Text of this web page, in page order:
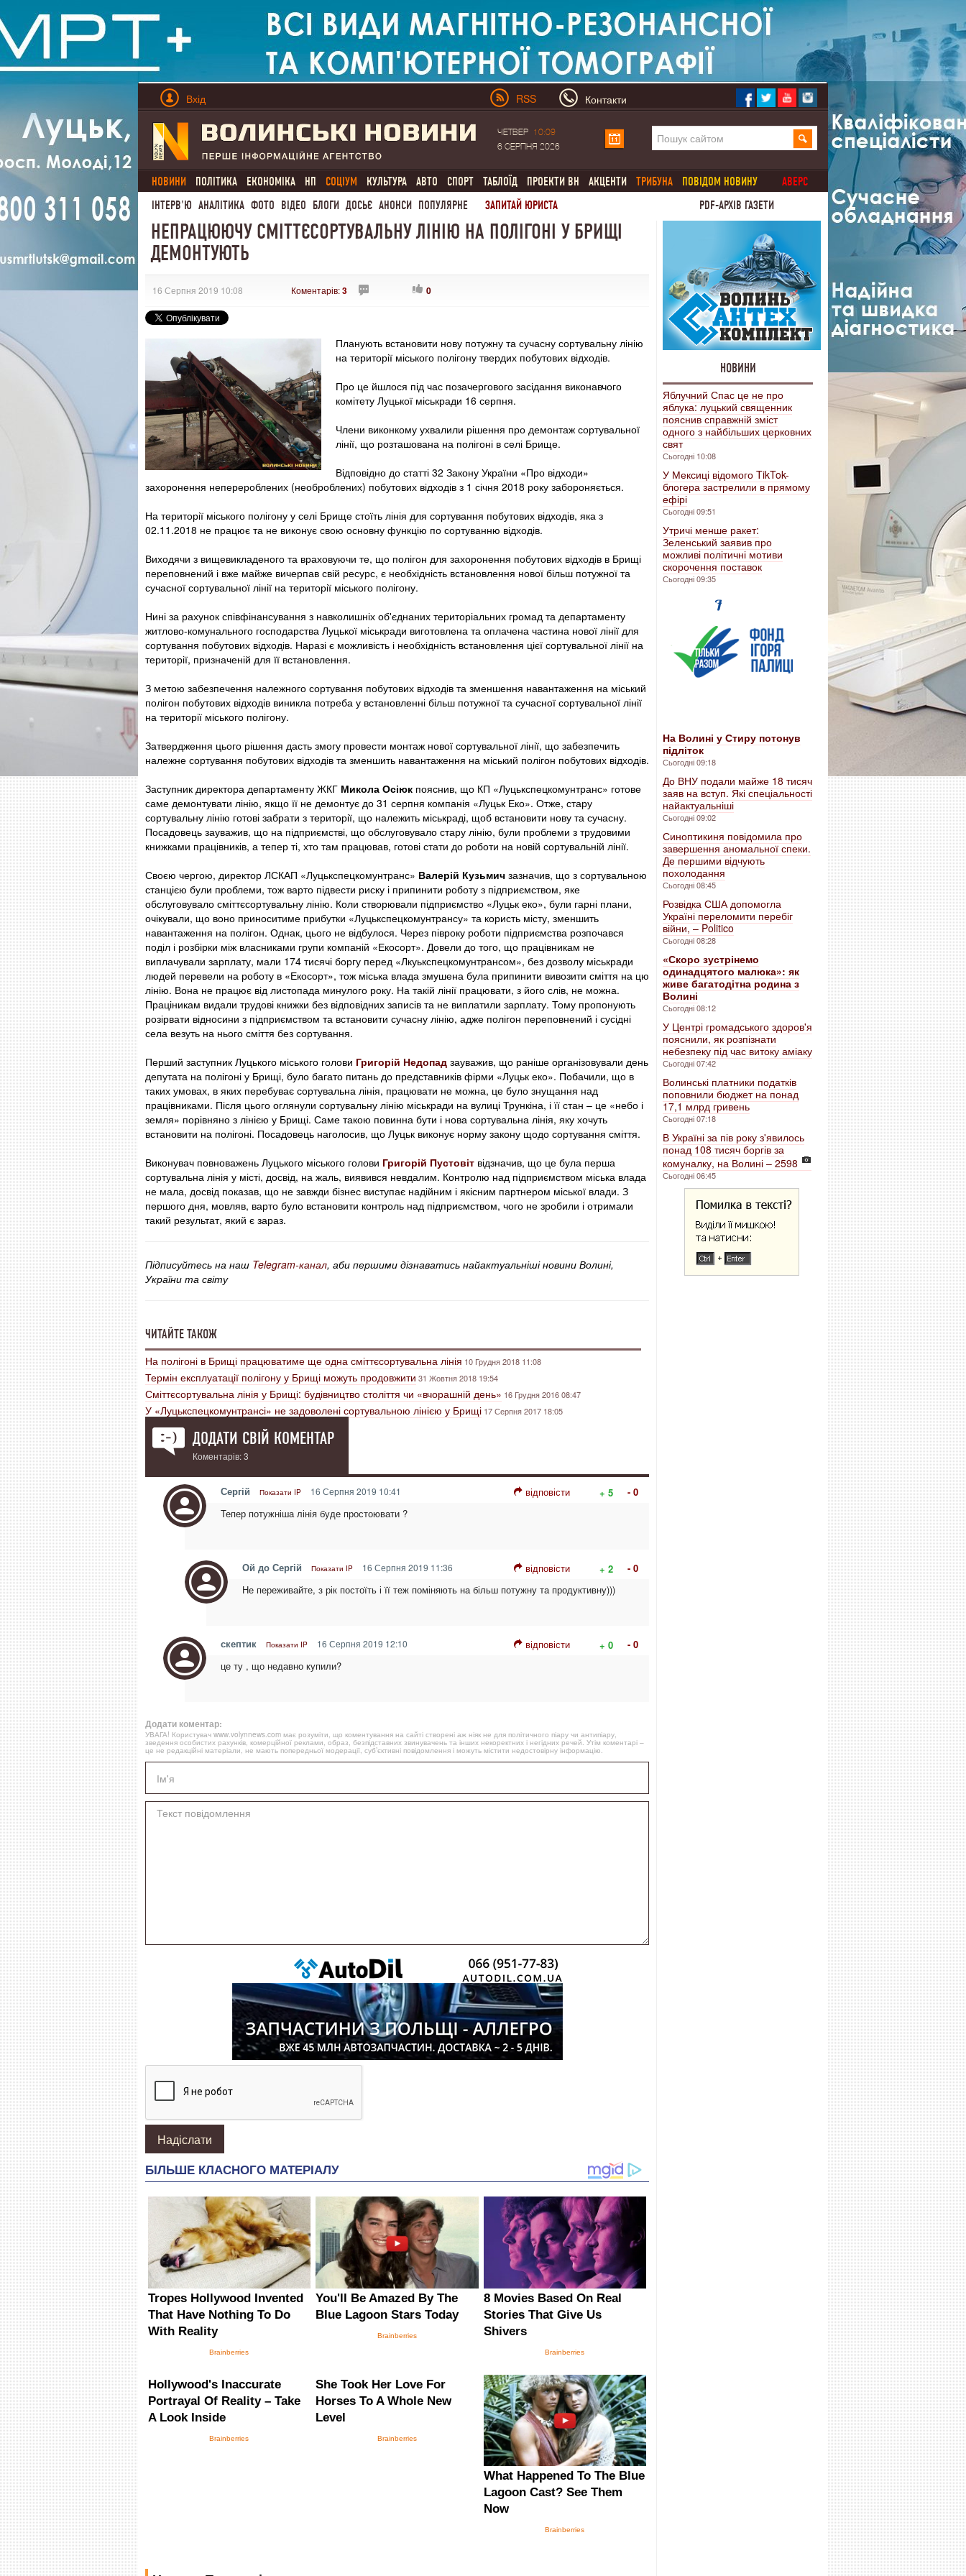
Вхід RSS Контакти
ЧЕТВЕР
10:09
6 СЕРПНЯ 2026
НОВИНИ ПОЛІТИКА ЕКОНОМІКА НП СОЦІУМ КУЛЬТУРА АВТО СПОРТ ТАБЛОЇД ПРОЕКТИ ВН АКЦЕНТИ ТРИБУНА ПОВІДОМ НОВИНУ
АВЕРС
ІНТЕРВ'Ю АНАЛІТИКА ФОТО ВІДЕО БЛОГИ ДОСЬЄ АНОНСИ ПОПУЛЯРНЕ ЗАПИТАЙ ЮРИСТА PDF-АРХІВ ГАЗЕТИ
НЕПРАЦЮЮЧУ СМІТТЄСОРТУВАЛЬНУ ЛІНІЮ НА ПОЛІГОНІ У БРИЩІ
ДЕМОНТУЮТЬ
16 Серпня 2019 10:08 Коментарів:3 0
Планують встановити нову потужну та сучасну сортувальну лінію
на території міського полігону твердих побутових відходів.
Про це йшлося під час позачергового засідання виконавчого
комітету Луцької міськради 16 серпня.
Члени виконкому ухвалили рішення про демонтаж сортувальної
лінії, що розташована на полігоні в селі Брище.
Відповідно до статті 32 Закону України «Про відходи»
захоронення неперероблених (необроблених) побутових відходів з 1 січня 2018 року забороняється.
На території міського полігону у селі Брище стоїть лінія для сортування побутових відходів, яка з
02.11.2018 не працює та не виконує свою основну функцію по сортуванню відходів.
Виходячи з вищевикладеного та враховуючи те, що полігон для захоронення побутових відходів в Брищі
переповнений і вже майже вичерпав свій ресурс, є необхідність встановлення нової більш потужної та
сучасної сортувальної лінії на території міського полігону.
Нині за рахунок співфінансування з навколишніх об'єднаних територіальних громад та департаменту
житлово-комунального господарства Луцької міськради виготовлена та оплачена частина нової лінії для
сортування побутових відходів. Наразі є можливість і необхідність встановлення цієї сортувальної лінії на
території, призначеній для її встановлення.
З метою забезпечення належного сортування побутових відходів та зменшення навантаження на міський
полігон побутових відходів виникла потреба у встановленні більш потужної та сучасної сортувальної лінії
на території міського полігону.
Затвердження цього рішення дасть змогу провести монтаж нової сортувальної лінії, що забезпечить
належне сортування побутових відходів та зменшить навантаження на міський полігон побутових відходів.
Заступник директора департаменту ЖКГ Микола Осіюк пояснив, що КП «Луцькспецкомунтранс» готове
саме демонтувати лінію, якщо її не демонтує до 31 серпня компанія «Луцьк Еко». Отже, стару
сортувальну лінію готові забрати з території, що належить міськраді, щоб встановити нову та сучасну.
Посадовець зауважив, що на підприємстві, що обслуговувало стару лінію, були проблеми з трудовими
книжками працівників, а тепер ті, хто там працював, готові стати до роботи на новій сортувальній лінії.
Своєю чергою, директор ЛСКАП «Луцькспецкомунтранс» Валерій Кузьмич зазначив, що з сортувальною
станцією були проблеми, тож варто підвести риску і припинити роботу з підприємством, яке
обслуговувало сміттєсортувальну лінію. Коли створювали підприємство «Луцьк еко», були гарні плани,
очікували, що воно приноситиме прибутки «Луцькспецкомунтрансу» та користь місту, зменшить
навантаження на полігон. Однак, цього не відбулося. Через півроку роботи підприємства розпочався
поділ і розбірки між власниками групи компаній «Екосорт». Довели до того, що працівникам не
виплачували зарплату, мали 174 тисячі боргу перед «Лкуькспецкомунтрансом», без дозволу міськради
людей перевели на роботу в «Екосорт», тож міська влада змушена була припинити вивозити сміття на цю
лінію. Вона не працює від листопада минулого року. На такій лінії працювати, з його слів, не можна.
Праціникам видали трудові книжки без відповідних записів та не виплатили зарплату. Тому пропонують
розірвати відносини з підприємством та встановити сучасну лінію, адже полігон переповнений і сусідні
села везуть на нього сміття без сортування.
Перший заступник Луцького міського голови Григорій Недопад зауважив, що раніше організовували день
депутата на полігоні у Брищі, було багато питань до представників фірми «Луцьк еко». Побачили, що в
таких умовах, в яких перебуває сортувальна лінія, працювати не можна, це було знущання над
працівниками. Після цього оглянули сортувальну лінію міськради на вулиці Трункіна, і її стан – це «небо і
земля» порівняно з лінією у Брищі. Саме такою повинна бути і нова сортувальна лінія, яку хочуть
встановити на полігоні. Посадовець наголосив, що Луцьк виконує норму закону щодо сортування сміття.
Виконувач повноважень Луцького міського голови Григорій Пустовіт відзначив, що це була перша
сортувальна лінія у місті, досвід, на жаль, виявився невдалим. Контролю над підприємством міська влада
не мала, досвід показав, що не завжди бізнес виступає надійним і якісним партнером міської влади. З
першого дня, мовляв, варто було встановити контроль над підприємством, чого не зробили і отримали
такий результат, який є зараз.
Підписуйтесь на наш Telegram-канал, аби першими дізнаватись найактуальніші новини Волині,
України та світу
ЧИТАЙТЕ ТАКОЖ
На полігоні в Брищі працюватиме ще одна сміттєсортувальна лінія 10 Грудня 2018 11:08
Термін експлуатації полігону у Брищі можуть продовжити 31 Жовтня 2018 19:54
Сміттєсортувальна лінія у Брищі: будівництво століття чи «вчорашній день» 16 Грудня 2016 08:47
У «Луцькспецкомунтрансі» не задоволені сортувальною лінією у Брищі 17 Серпня 2017 18:05
ДОДАТИ СВІЙ КОМЕНТАР
Коментарів: 3
Сергій Показати IP 16 Серпня 2019 10:41 відповісти + 5
- 0
Тепер потужніша лінія буде простоювати ?
Ой до Сергій Показати IP 16 Серпня 2019 11:36 відповісти + 2
- 0
Не переживайте, з рік постоїть і її теж поміняють на більш потужну та продуктивну)))
скептик Показати IP 16 Серпня 2019 12:10 відповісти + 0
- 0
це ту , що недавно купили?
Додати коментар:
УВАГА! Користувач www.volynnews.com має розуміти, що коментування на сайті створені аж ніяк не для політичного піару чи антипіару,
зведення особистих рахунків, комерційної реклами, образ, безпідставних звинувачень та інших некоректних і негідних речей. Утім коментарі –
це не редакційні матеріали, не мають попередньої модерації, суб’єктивні повідомлення і можуть містити недостовірну інформацію.
НОВИНИ
Яблучний Спас це не про
яблука: луцький священник
пояснив справжній зміст
одного з найбільших церковних
свят
Сьогодні 10:08
У Мексиці відомого TikTok-
блогера застрелили в прямому
ефірі
Сьогодні 09:51
Утричі менше ракет:
Зеленський заявив про
можливі політичні мотиви
скорочення поставок
Сьогодні 09:35
На Волині у Стиру потонув
підліток
Сьогодні 09:18
До ВНУ подали майже 18 тисяч
заяв на вступ. Які спеціальності
найактуальніші
Сьогодні 09:02
Синоптикиня повідомила про
завершення аномальної спеки.
Де першими відчують
похолодання
Сьогодні 08:45
Розвідка США допомогла
Україні переломити перебіг
війни, – Politico
Сьогодні 08:28
«Скоро зустрінемо
одинадцятого малюка»: як
живе багатодітна родина з
Волині
Сьогодні 08:12
У Центрі громадського здоров'я
пояснили, як розпізнати
небезпеку під час витоку аміаку
Сьогодні 07:42
Волинські платники податків
поповнили бюджет на понад
17,1 млрд гривень
Сьогодні 07:18
В Україні за пів року з'явилось
понад 108 тисяч боргів за
комуналку, на Волині – 2598
Сьогодні 06:45